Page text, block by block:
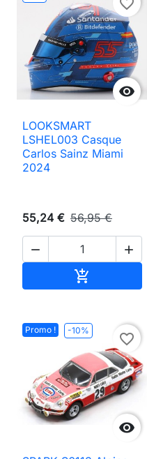

LOOKSMART
LSHEL003 Casque
Carlos Sainz Miami
2024
55,24 € 56,95 €
 

Promo ! -10%

favorite_border